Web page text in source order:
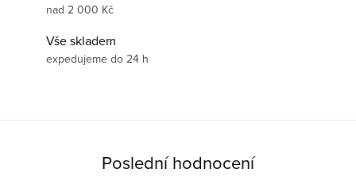
nad 2 000 Kč
Vše skladem
expedujeme do 24 h
Poslední hodnocení